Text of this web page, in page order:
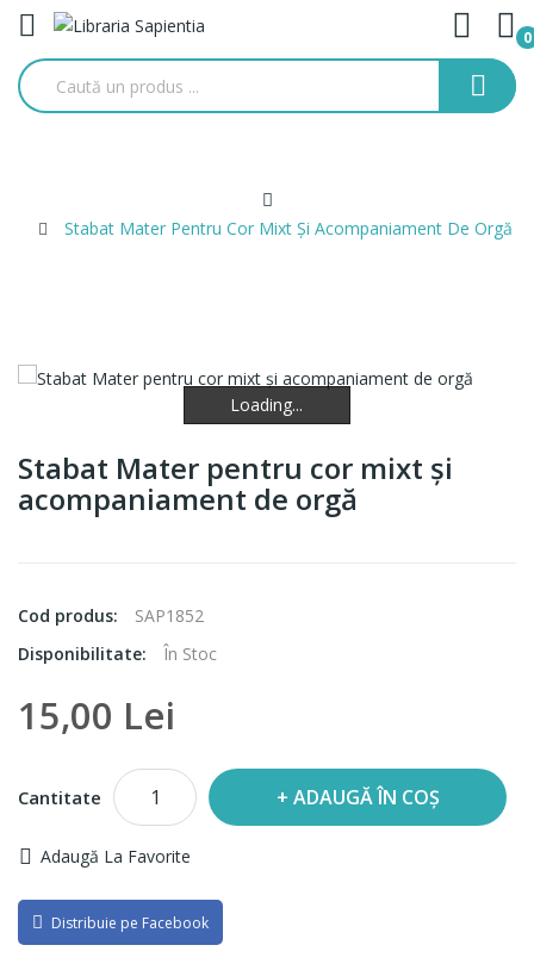
0
Stabat Mater Pentru Cor Mixt Şi Acompaniament De Orgă
Loading...
Loading...
Loading...
Stabat Mater pentru cor mixt şi
acompaniament de orgă
Cod produs:
SAP1852
Disponibilitate:
În Stoc
15,00 Lei
Cantitate ADAUGĂ ÎN COȘ
Adaugă La Favorite
Distribuie pe Facebook